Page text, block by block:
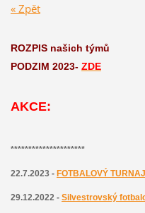
« Zpět
ROZPIS našich týmů
PODZIM 2023- ZDE
AKCE:
*********************
22.7.2023 - FOTBALOVÝ
29.12.2022 - Silvestrovský